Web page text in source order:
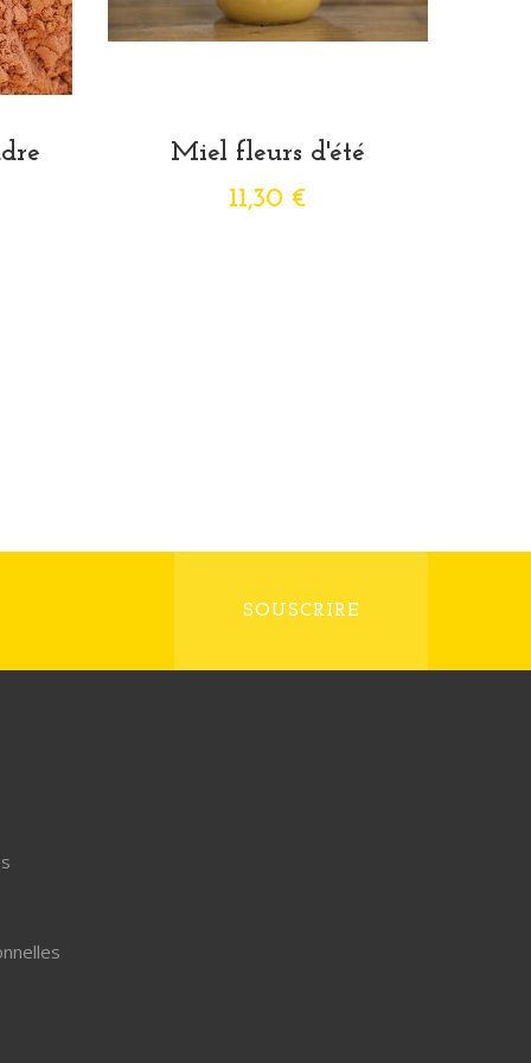
Miel fleurs d'été
11,30 €
SOUSCRIRE